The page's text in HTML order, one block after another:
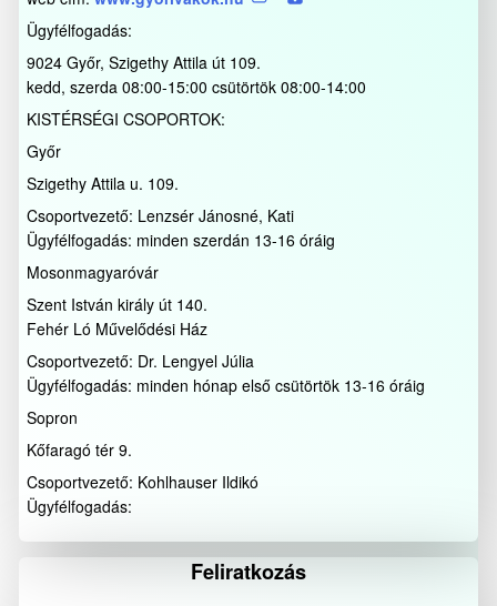
Ügyfélfogadás:
9024 Győr, Szigethy Attila út 109.
kedd, szerda 08:00-15:00 csütörtök 08:00-14:00
KISTÉRSÉGI CSOPORTOK:
Győr
Szigethy Attila u. 109.
Csoportvezető: Lenzsér Jánosné, Kati
Ügyfélfogadás: minden szerdán 13-16 óráig
Mosonmagyaróvár
Szent István király út 140.
Fehér Ló Művelődési Ház
Csoportvezető: Dr. Lengyel Júlia
Ügyfélfogadás: minden hónap első csütörtök 13-16 óráig
Sopron
Kőfaragó tér 9.
Csoportvezető: Kohlhauser Ildikó
Ügyfélfogadás:
Feliratkozás